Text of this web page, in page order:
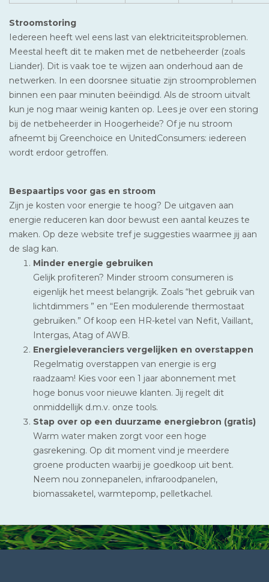
Stroomstoring
Iedereen heeft wel eens last van elektriciteitsproblemen.
Meestal heeft dit te maken met de netbeheerder (zoals
Liander). Dit is vaak toe te wijzen aan onderhoud aan de
netwerken. In een doorsnee situatie zijn stroomproblemen
binnen een paar minuten beëindigd. Als de stroom uitvalt
kun je nog maar weinig kanten op. Lees je over een storing
bij de netbeheerder in Hoogerheide? Of je nu stroom
afneemt bij Greenchoice en UnitedConsumers: iedereen
wordt erdoor getroffen.
Bespaartips voor gas en stroom
Zijn je kosten voor energie te hoog? De uitgaven aan
energie reduceren kan door bewust een aantal keuzes te
maken. Op deze website tref je suggesties waarmee jij aan
de slag kan.
Minder energie gebruiken
Gelijk profiteren? Minder stroom consumeren is
eigenlijk het meest belangrijk. Zoals “het gebruik van
lichtdimmers ” en “Een modulerende thermostaat
gebruiken.” Of koop een HR-ketel van Nefit, Vaillant,
Intergas, Atag of AWB.
Energieleveranciers vergelijken en overstappen
Regelmatig overstappen van energie is erg
raadzaam! Kies voor een 1 jaar abonnement met
hoge bonus voor nieuwe klanten. Jij regelt dit
onmiddellijk d.m.v. onze tools.
Stap over op een duurzame energiebron (gratis)
Warm water maken zorgt voor een hoge
gasrekening. Op dit moment vind je meerdere
groene producten waarbij je goedkoop uit bent.
Neem nou zonnepanelen, infraroodpanelen,
biomassaketel, warmtepomp, pelletkachel.